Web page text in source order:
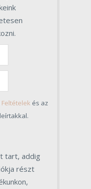
és az
tart, addig
részt